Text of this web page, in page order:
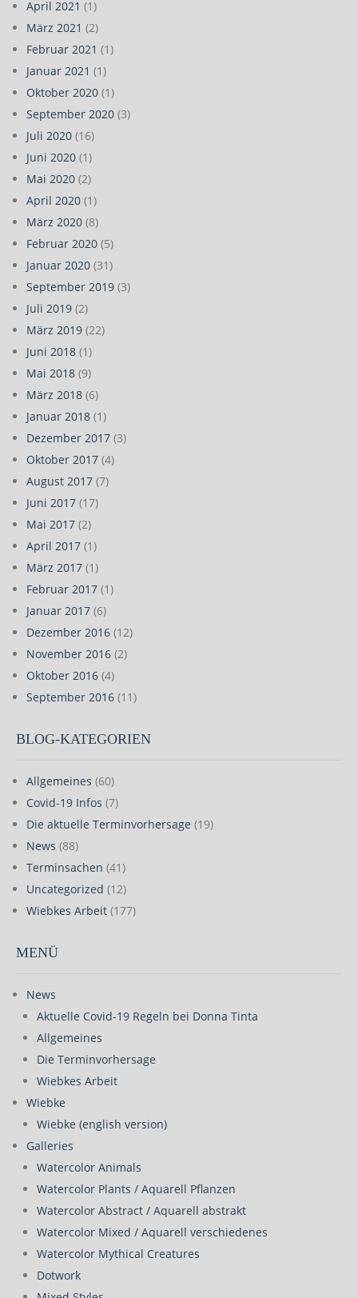
April 2021 (1)
März 2021 (2)
Februar 2021 (1)
Januar 2021 (1)
Oktober 2020 (1)
September 2020 (3)
Juli 2020 (16)
Juni 2020 (1)
Mai 2020 (2)
April 2020 (1)
März 2020 (8)
Februar 2020 (5)
Januar 2020 (31)
September 2019 (3)
Juli 2019 (2)
März 2019 (22)
Juni 2018 (1)
Mai 2018 (9)
März 2018 (6)
Januar 2018 (1)
Dezember 2017 (3)
Oktober 2017 (4)
August 2017 (7)
Juni 2017 (17)
Mai 2017 (2)
April 2017 (1)
März 2017 (1)
Februar 2017 (1)
Januar 2017 (6)
Dezember 2016 (12)
November 2016 (2)
Oktober 2016 (4)
September 2016 (11)
BLOG-KATEGORIEN
Allgemeines (60)
Covid-19 Infos (7)
Die aktuelle Terminvorhersage (19)
News (88)
Terminsachen (41)
Uncategorized (12)
Wiebkes Arbeit (177)
MENÜ
News
Aktuelle Covid-19 Regeln bei Donna Tinta
Allgemeines
Die Terminvorhersage
Wiebkes Arbeit
Wiebke
Wiebke (english version)
Galleries
Watercolor Animals
Watercolor Plants / Aquarell Pflanzen
Watercolor Abstract / Aquarell abstrakt
Watercolor Mixed / Aquarell verschiedenes
Watercolor Mythical Creatures
Dotwork